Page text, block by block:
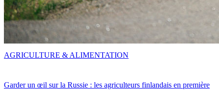
Garder un œil sur la Russie : les agriculteurs finlandais en première
AGRICULTURE & ALIMENTATION